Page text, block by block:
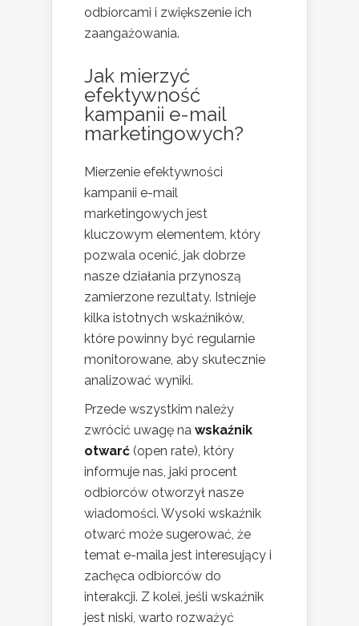
odbiorcami i zwiększenie ich
zaangażowania.
Jak mierzyć
efektywność
kampanii e-mail
marketingowych?
Mierzenie efektywności
kampanii e-mail
marketingowych jest
kluczowym elementem, który
pozwala ocenić, jak dobrze
nasze działania przynoszą
zamierzone rezultaty. Istnieje
kilka istotnych wskaźników,
które powinny być regularnie
monitorowane, aby skutecznie
analizować wyniki.
Przede wszystkim należy
zwrócić uwagę na wskaźnik
otwarć (open rate), który
informuje nas, jaki procent
odbiorców otworzył nasze
wiadomości. Wysoki wskaźnik
otwarć może sugerować, że
temat e-maila jest interesujący i
zachęca odbiorców do
interakcji. Z kolei, jeśli wskaźnik
jest niski, warto rozważyć